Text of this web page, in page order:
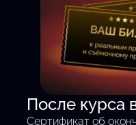
Съёмка на камеру с
— без теории, только
После курса
Сертификат об